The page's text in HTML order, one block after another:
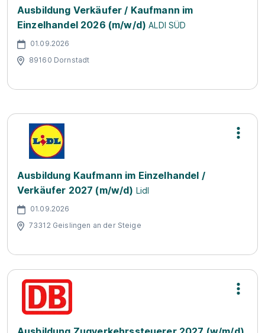
Ausbildung Verkäufer / Kaufmann im
Einzelhandel 2026 (m/w/d) ALDI SÜD
01.09.2026
89160 Dornstadt
Ausbildung Kaufmann im Einzelhandel /
Verkäufer 2027 (m/w/d) Lidl
01.09.2026
73312 Geislingen an der Steige